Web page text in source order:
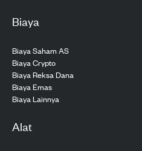
Biaya
Biaya Saham AS
Biaya Crypto
Biaya Reksa Dana
Biaya Emas
Biaya Lainnya
Alat